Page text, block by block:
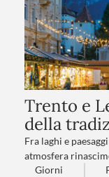
Trento e
della
Fra laghi e
atmosfera
Principi Vescovi.
Giorni